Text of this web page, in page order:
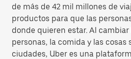
de más de 42 mil millones de
productos para que las
donde quieren estar. Al
personas, la comida y las cosas
ciudades, Uber es una